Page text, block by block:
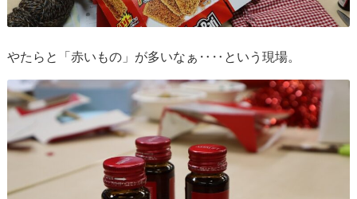
やたらと「赤いもの」が多いなぁ‥‥という現場。